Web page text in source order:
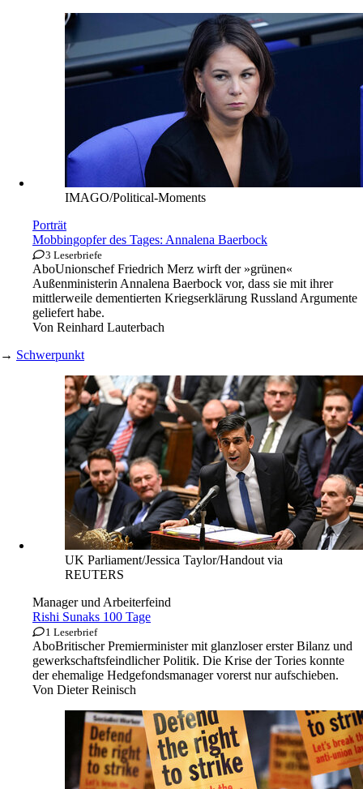
IMAGO/Political-Moments
Porträt
Mobbingopfer des Tages: Annalena Baerbock
3 Leserbriefe
AboUnionschef Friedrich Merz wirft der »grünen«
Außenministerin Annalena Baerbock vor, dass sie mit ihrer
mittlerweile dementierten Kriegserklärung Russland Argumente
geliefert habe.
Von Reinhard Lauterbach
→ Schwerpunkt
UK Parliament/Jessica Taylor/Handout via
REUTERS
Manager und Arbeiterfeind
Rishi Sunaks 100 Tage
1 Leserbrief
AboBritischer Premierminister mit glanzloser erster Bilanz und
gewerkschaftsfeindlicher Politik. Die Krise der Tories konnte
der ehemalige Hedgefondsmanager vorerst nur aufschieben.
Von Dieter Reinisch